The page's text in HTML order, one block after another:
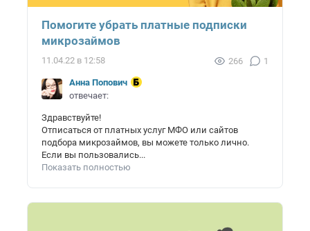
Помогите убрать платные подписки
микрозаймов
11.04.22 в 12:58 266 1
Анна Попович
отвечает:
Здравствуйте!
Отписаться от платных услуг МФО или сайтов
подбора микрозаймов, вы можете только лично.
Если вы пользовались...
Показать полностью